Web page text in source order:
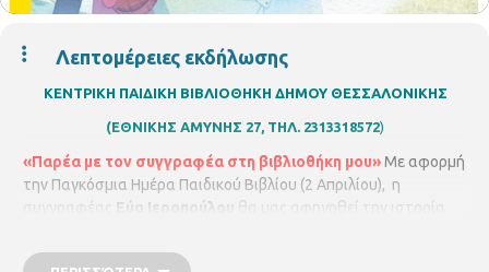
Λεπτομέρειες εκδήλωσης
ΚΕΝΤΡΙΚΗ ΠΑΙΔΙΚΗ ΒΙΒΛΙΟΘΗΚΗ ΔΗΜΟΥ ΘΕΣΣΑΛΟΝΙΚΗΣ
(ΕΘΝΙΚΗΣ ΑΜΥΝΗΣ 27, ΤΗΛ. 2313318572)
«Παρέα με τον συγγραφέα στη βιβλιοθήκη μου»Με αφορμή
την Παγκόσμια Ημέρα Παιδικού Βιβλίου (2 Απριλίου), η
συγγραφέας Εύα Ιεροπούλου
θα μας αφηγηθεί την ιστορία
τα παιδιά.«Το Φουσκοχώρι είναι υπέροχο: με πανέμορφα μικρά